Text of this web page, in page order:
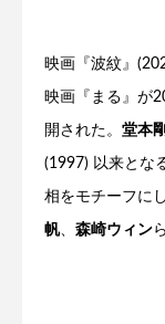
映画『波紋』
映画『まる』が
開された。 堂本剛
(1997) 以来とな
相をモチーフに
帆、 森崎ウィン